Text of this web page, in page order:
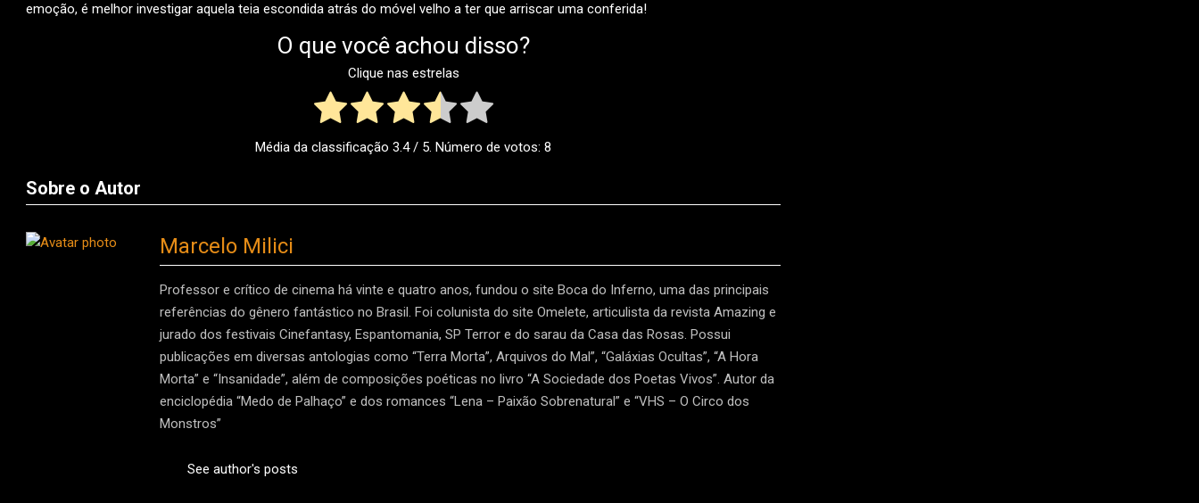
emoção, é melhor investigar aquela teia escondida atrás do móvel velho a ter que arriscar uma conferida!
O que você achou disso?
Clique nas estrelas
Média da classificação 3.4/ 5. Número de votos: 8
Sobre o Autor
Marcelo Milici
Professor e crítico de cinema há vinte e quatro anos, fundou o site Boca do Inferno, uma das principais
referências do gênero fantástico no Brasil. Foi colunista do site Omelete, articulista da revista Amazing e
jurado dos festivais Cinefantasy, Espantomania, SP Terror e do sarau da Casa das Rosas. Possui
publicações em diversas antologias como “Terra Morta”, Arquivos do Mal”, “Galáxias Ocultas”, “A Hora
Morta” e “Insanidade”, além de composições poéticas no livro “A Sociedade dos Poetas Vivos”. Autor da
enciclopédia “Medo de Palhaço” e dos romances “Lena – Paixão Sobrenatural” e “VHS – O Circo dos
Monstros”
See author's posts